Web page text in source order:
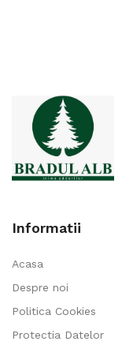
Informatii
Acasa
Despre noi
Politica Cookies
Protectia Datelor